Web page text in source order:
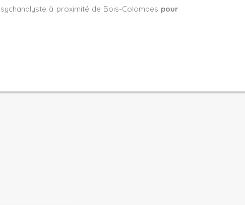
à proximité de Bois-Colombes pour